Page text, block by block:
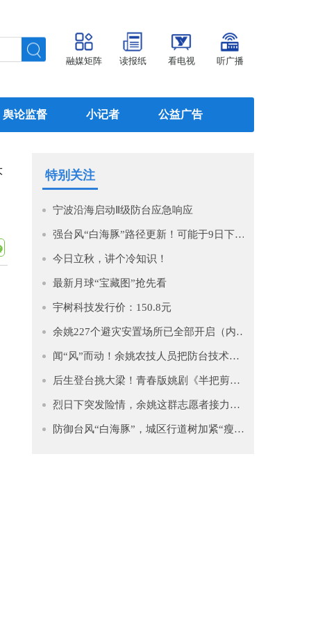
融媒矩阵 读报纸 看电视 听广播
舆论监督 小记者 公益广告
特别关注
宁波沿海启动Ⅱ级防台应急响应
强台风“白海豚”路径更新！可能于9日下午至10日早晨在浙江到福建北部沿海地区登陆！
今日立秋，讲个冷知识！
最新月球“宝藏图”抢先看
宇树科技发行价：150.8元
余姚227个避灾安置场所已全部开启（内附安置点清单）
闻“风”而动！余姚农技人员把防台技术送到田间地头
后生登台挑大梁！青春版姚剧《半把剪刀》昨晚首演
烈日下突发险情，余姚这群志愿者接力救助晕倒小伙
防御台风“白海豚”，城区行道树加紧“瘦身”排险